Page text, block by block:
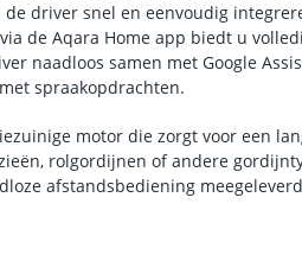
driver snel en eenvoudig
de Aqara Home app biedt u
naadloos samen met Google
spraakopdrachten.
motor die zorgt voor een
rolgordijnen of andere
afstandsbediening